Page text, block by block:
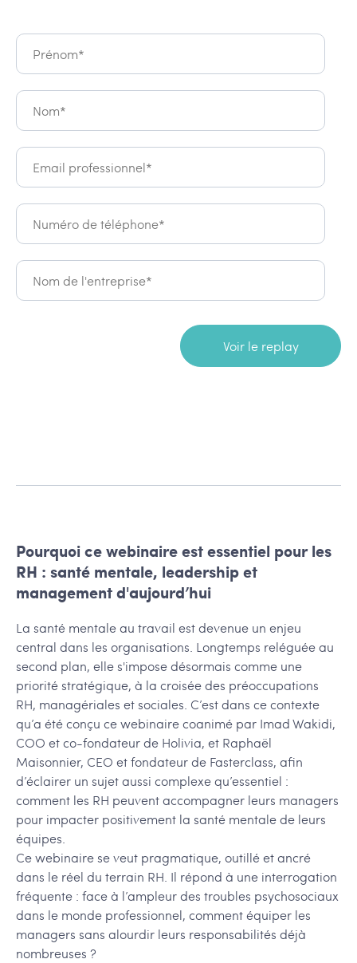
Pourquoi ce webinaire est essentiel pour les
RH : santé mentale, leadership et
management d'aujourd’hui
La santé mentale au travail est devenue un enjeu
central dans les organisations. Longtemps reléguée au
second plan, elle s'impose désormais comme une
priorité stratégique, à la croisée des préoccupations
RH, managériales et sociales. C’est dans ce contexte
qu’a été conçu ce webinaire coanimé par Imad Wakidi,
COO et co-fondateur de Holivia, et Raphaël
Maisonnier, CEO et fondateur de Fasterclass, afin
d’éclairer un sujet aussi complexe qu’essentiel :
comment les RH peuvent accompagner leurs managers
pour impacter positivement la santé mentale de leurs
équipes.
Ce webinaire se veut pragmatique, outillé et ancré
dans le réel du terrain RH. Il répond à une interrogation
fréquente : face à l’ampleur des troubles psychosociaux
dans le monde professionnel, comment équiper les
managers sans alourdir leurs responsabilités déjà
nombreuses ?